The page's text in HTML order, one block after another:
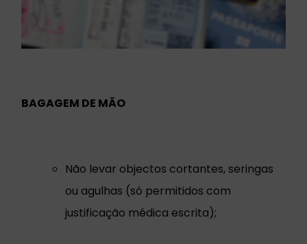
BAGAGEM DE MÃO
Não levar objectos cortantes, seringas
ou agulhas (só permitidos com
justificação médica escrita);